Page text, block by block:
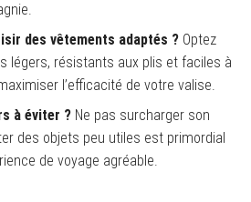
des vêtements adaptés ? Optez
légers, résistants aux plis et faciles à
l’efficacité de votre valise.
à éviter ? Ne pas surcharger son
des objets peu utiles est primordial
de voyage agréable.